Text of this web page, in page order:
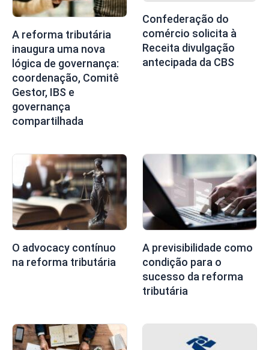
A reforma tributária
inaugura uma nova
lógica de governança:
coordenação, Comitê
Gestor, IBS e
governança
compartilhada
Confederação do
comércio solicita à
Receita divulgação
antecipada da CBS
O advocacy contínuo
na reforma tributária
A previsibilidade como
condição para o
sucesso da reforma
tributária